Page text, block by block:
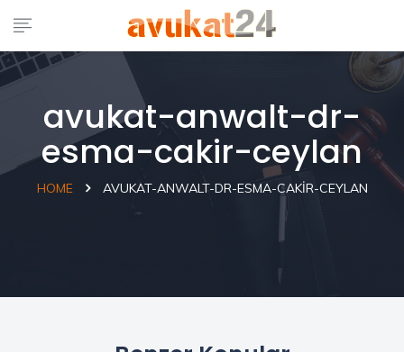
avukat-anwalt-dr-
esma-cakir-ceylan
HOME AVUKAT-ANWALT-DR-ESMA-CAKIR-CEYLAN